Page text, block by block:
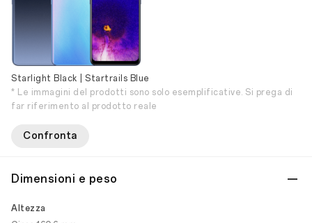
Starlight Black | Startrails Blue
* Le immagini del prodotti sono solo esemplificative. Si prega di
far riferimento al prodotto reale
Confronta
Dimensioni e peso
Altezza